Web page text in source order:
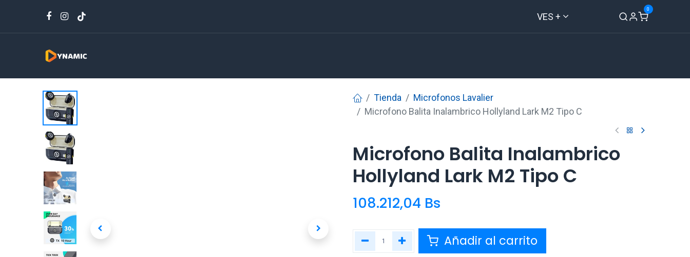
VES +
0
Tienda
Microfonos Lavalier
Microfono Balita Inalambrico Hollyland Lark M2 Tipo C
Microfono Balita Inalambrico
Hollyland Lark M2 Tipo C
108.212,04 Bs
Añadir al carrito